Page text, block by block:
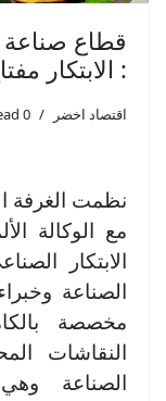
قطاع
: الابتكار
اقتصاد اخضر 0 minutes read
نظمت الغرفة
الصناعة
مخصصة
النقاشات
الصناعة